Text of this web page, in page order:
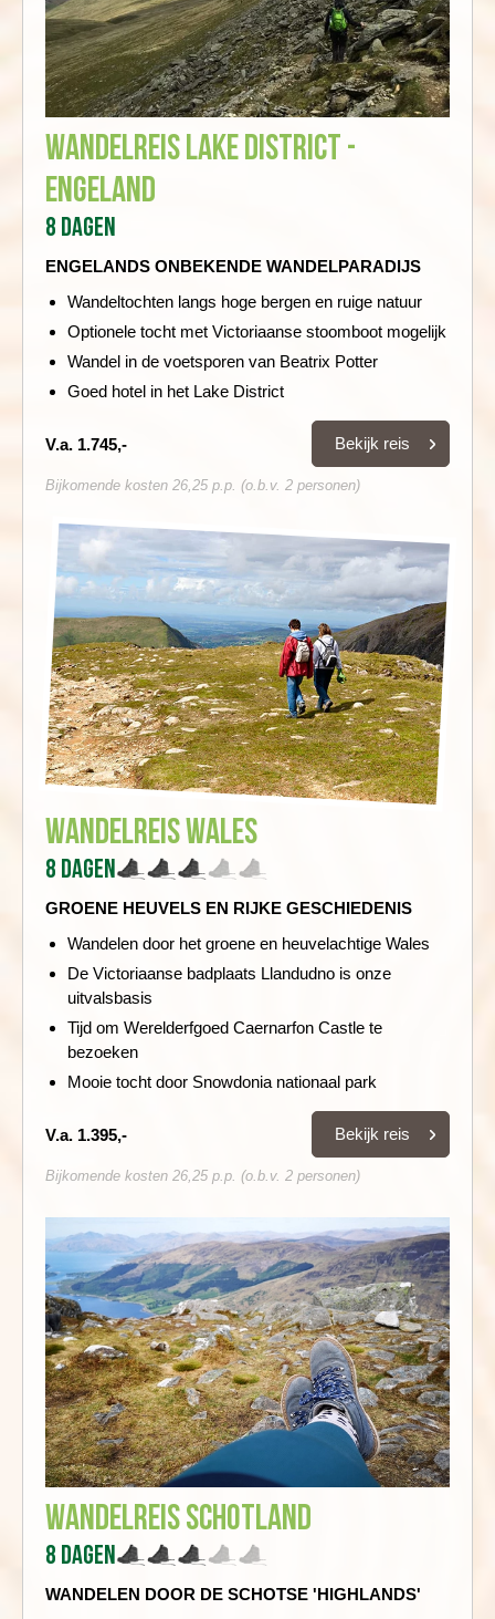
Wandelreis Lake District -
Engeland
8 dagen
ENGELANDS ONBEKENDE WANDELPARADIJS
Wandeltochten langs hoge bergen en ruige natuur
Optionele tocht met Victoriaanse stoomboot mogelijk
Wandel in de voetsporen van Beatrix Potter
Goed hotel in het Lake District
V.a. 1.745,- Bekijk reis
Bijkomende kosten 26,25 p.p. (o.b.v. 2 personen)
Wandelreis Wales
8 dagen
GROENE HEUVELS EN RIJKE GESCHIEDENIS
Wandelen door het groene en heuvelachtige Wales
De Victoriaanse badplaats Llandudno is onze
uitvalsbasis
Tijd om Werelderfgoed Caernarfon Castle te
bezoeken
Mooie tocht door Snowdonia nationaal park
V.a. 1.395,- Bekijk reis
Bijkomende kosten 26,25 p.p. (o.b.v. 2 personen)
Wandelreis Schotland
8 dagen
WANDELEN DOOR DE SCHOTSE 'HIGHLANDS'